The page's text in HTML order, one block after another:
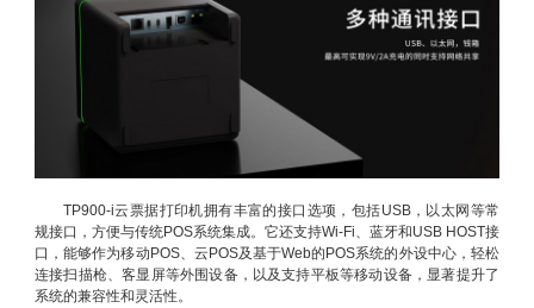
TP900-i云票据打印机拥有丰富的接口选项，包括USB，以太网等常
规接口，方便与传统POS系统集成。它还支持Wi-Fi、蓝牙和USB HOST接
口，能够作为移动POS、云POS及基于Web的POS系统的外设中心，轻松
连接扫描枪、客显屏等外围设备，以及支持平板等移动设备，显著提升了
系统的兼容性和灵活性。